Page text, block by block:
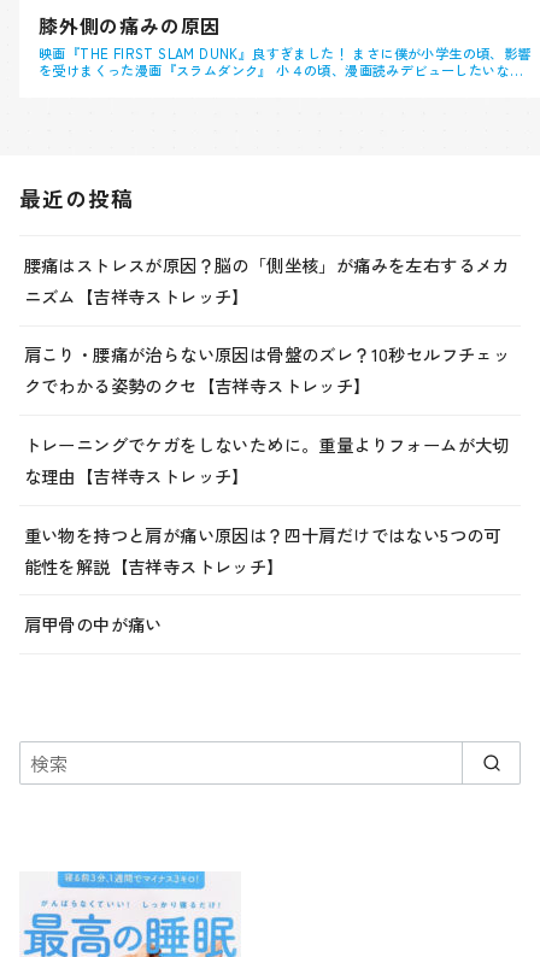
膝外側の痛みの原因
映画『THE FIRST SLAM DUNK』良すぎました！ まさに僕が小学生の頃、影響
を受けまくった漫画『スラムダンク』 小４の頃、漫画読みデビューしたいな…
最近の投稿
腰痛はストレスが原因？脳の「側坐核」が痛みを左右するメカ
ニズム【吉祥寺ストレッチ】
肩こり・腰痛が治らない原因は骨盤のズレ？10秒セルフチェッ
クでわかる姿勢のクセ【吉祥寺ストレッチ】
トレーニングでケガをしないために。重量よりフォームが大切
な理由【吉祥寺ストレッチ】
重い物を持つと肩が痛い原因は？四十肩だけではない5つの可
能性を解説【吉祥寺ストレッチ】
肩甲骨の中が痛い